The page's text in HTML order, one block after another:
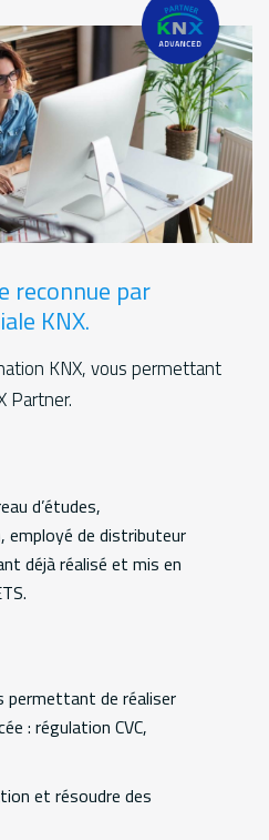
reconnue par
KNX.
KNX, vous permettant
Partner.
d’études,
employé de distributeur
déjà réalisé et mis en
permettant de réaliser
: régulation CVC,
et résoudre des